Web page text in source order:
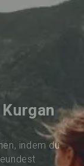
indem du